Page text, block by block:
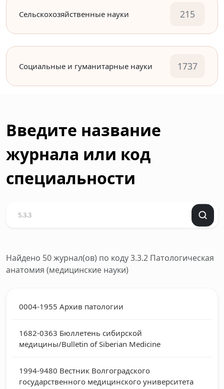
Сельскохозяйственные науки 215
Социальные и гуманитарные науки 1737
Введите название
журнала или код
специальности
Найдено 50 журнал(ов) по коду 3.3.2 Патологическая
анатомия (медицинские науки)
0004-1955 Архив патологии
1682-0363 Бюллетень сибирской
медицины/Bulletin of Siberian Medicine
1994-9480 Вестник Волгоградского
государственного медицинского университета